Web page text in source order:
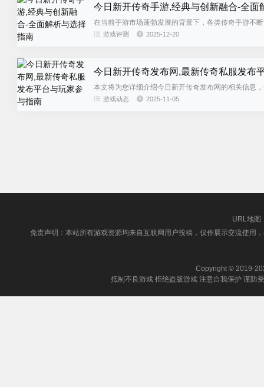
今日新开传奇手游,经典与创新融合-全面
在当前手游市场蓬勃发展的背景下，各类传奇手游不
择适合自己的游戏，帮助玩家在众...
游戏评测 2025-12-20
今日新开传奇发布网,最新传奇私服发布
本文将为您详细介绍今日新开传奇发布网的相关信息
与指南。无论您是传奇游戏老玩家...
游戏动态 2025-11-05
URL地图
免责声明：本站所有游戏资源均来自互联网用户投稿，仅作展示交流使用
Copyright © 2019-
抵制不良游戏 拒绝盗版游戏 注意自我保护 谨